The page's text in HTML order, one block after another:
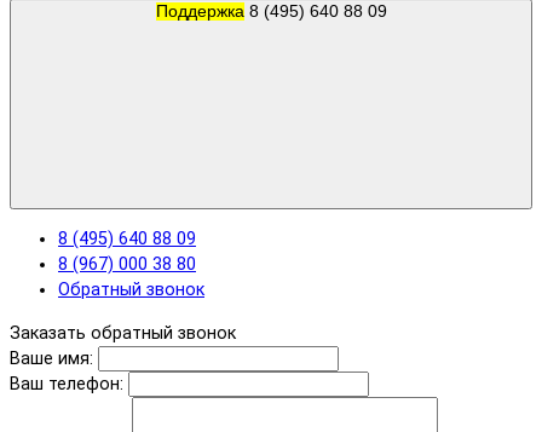
Поддержка 8 (495) 640 88 09
8 (495) 640 88 09
8 (967) 000 38 80
Обратный звонок
Заказать обратный звонок
Ваше имя:
Ваш телефон: